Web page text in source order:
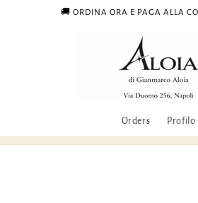
🚚 ORDINA ORA E PAGA ALLA
Orders Profilo